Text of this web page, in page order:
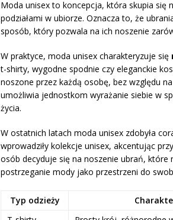
Moda unisex to koncepcja, która skupia się
podziałami w ubiorze. Oznacza to, że
sposób, który pozwala na ich noszenie
W praktyce, moda unisex charakteryzuje się
t-shirty, wygodne spodnie czy eleganckie
noszone przez każdą osobę, bez względu
umożliwia jednostkom wyrażanie siebie w
życia.
W ostatnich latach moda unisex zdobyła
wprowadziły kolekcje unisex, akcentując
osób decyduje się na noszenie ubrań, które
postrzeganie mody jako przestrzeni do
Typ odzieży